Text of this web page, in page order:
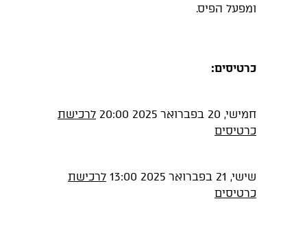
ומפעל הפיס.
כרטיסים:
חמישי, 20 בפברואר 2025 20:00
לרכישת
כרטיסים
שישי, 21 בפברואר 2025 13:00
לרכישת
כרטיסים